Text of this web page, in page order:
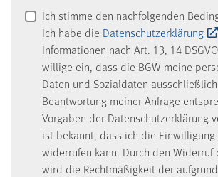
Ich stimme den nachfolgenden
Ich habe die Datenschutzerklärung
Informationen nach Art. 13, 14
willige ein, dass die BGW meine
Daten und Sozialdaten
Beantwortung meiner Anfrage
Vorgaben der Datenschutzerklärung
ist bekannt, dass ich die
widerrufen kann. Durch den
wird die Rechtmäßigkeit der